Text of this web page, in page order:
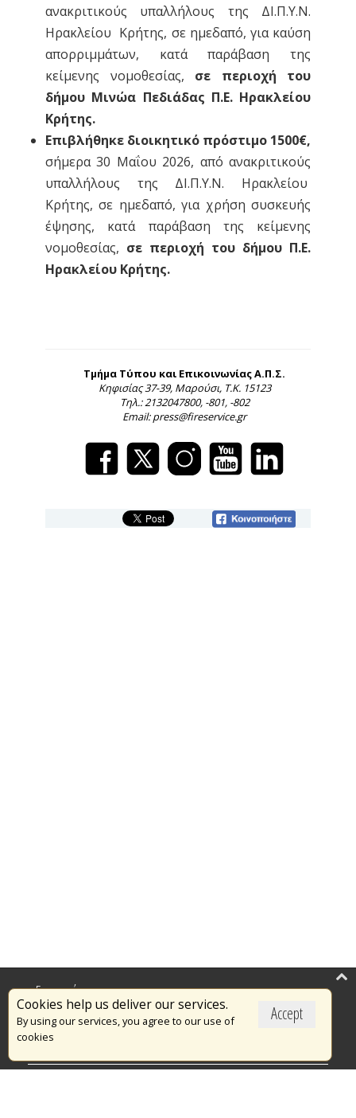
ανακριτικούς υπαλλήλους της ΔΙ.Π.Υ.Ν.
Ηρακλείου Κρήτης, σε ημεδαπό, για καύση
απορριμμάτων, κατά παράβαση της
κείμενης νομοθεσίας, σε περιοχή του
δήμου Μινώα Πεδιάδας Π.Ε. Ηρακλείου
Κρήτης.
Επιβλήθηκε διοικητικό πρόστιμο 1500€,
σήμερα 30 Μαΐου 2026, από ανακριτικούς
υπαλλήλους της ΔΙ.Π.Υ.Ν. Ηρακλείου
Κρήτης, σε ημεδαπό, για χρήση συσκευής
έψησης, κατά παράβαση της κείμενης
νομοθεσίας, σε περιοχή του δήμου Π.Ε.
Ηρακλείου Κρήτης.
Τμήμα Τύπου και Επικοινωνίας Α.Π.Σ.
Κηφισίας 37-39, Μαρούσι, Τ.Κ. 15123
Τηλ.: 2132047800, -801, -802
Email: press@fireservice.gr
Accept
Cookies help us deliver our services.
By using our services, you agree to our use of
cookies
Επικαιρότητα
Το Πυροσβεστικό Σώμα